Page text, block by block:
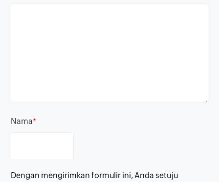
Nama*
Dengan mengirimkan formulir ini, Anda setuju